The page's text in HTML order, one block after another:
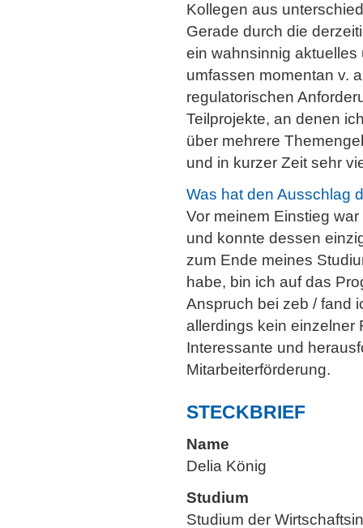
Kollegen aus
Gerade durch die
ein wahnsinnig
umfassen momentan v.
regulatorischen
Teilprojekte, an denen
über mehrere
und in kurzer Zeit sehr
Was hat den Ausschlag
Vor meinem Einstieg
und konnte dessen
zum Ende meines
habe, bin ich auf das
Anspruch bei zeb / fand
allerdings kein einzelner
Interessante und
Mitarbeiterförderung.
STECKBRIEF
Name
Delia König
Studium
Studium der